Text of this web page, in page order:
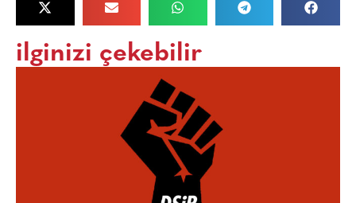
ilginizi çekebilir